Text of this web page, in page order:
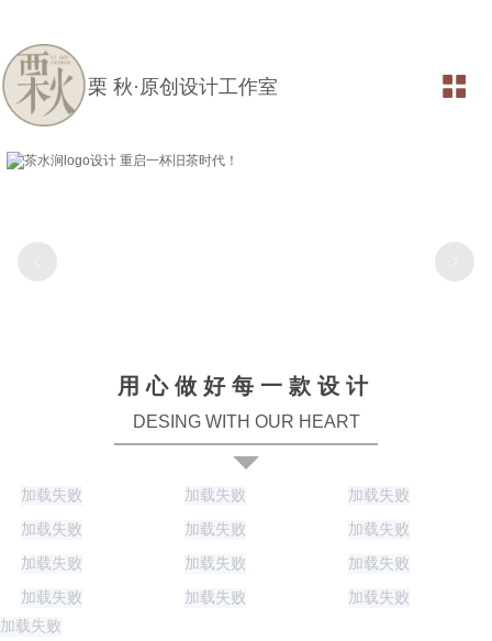
栗 秋·原创设计工作室
用心做好每一款设计
DESING WITH OUR HEART
加载失败 加载失败
加载失败
加载失败
加载失败
加载失败
加载失败
加载失败
加载失败
加载失败
加载失败
加载失败
加载失败